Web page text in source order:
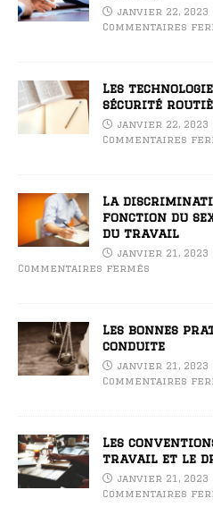
janvier 22, 2023
Commentaires
Les
sécurité
janvier 22, 2023
Commentaires
La
fonction du
du travail
janvier 21, 2023
Commentaires fermés
Les bonnes
conduite
janvier 21, 2023
Commentaires
Les
travail et le
janvier 21, 2023
Commentaires